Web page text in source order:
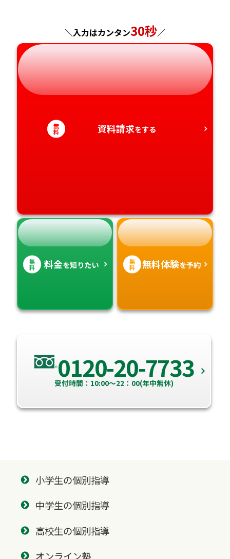
岐阜県
静岡県
奈良県
和歌山県
山口県
徳島県
愛媛県
熊本県
大分県
鹿児島県
＼入力はカンタン30秒／
無
料 資料請求をする
無
料 料金を知りたい 無
料 無料体験を予約
0120-20-7733
受付時間：10:00～22：00(年中無休)
小学生の個別指導
中学生の個別指導
高校生の個別指導
オンライン塾